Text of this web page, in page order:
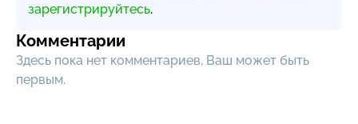
зарегистрируйтесь.
Комментарии
Здесь пока нет комментариев, Ваш может быть
первым.